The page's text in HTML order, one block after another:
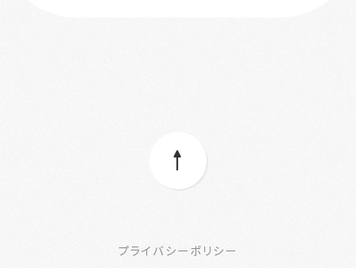
プライバシーポリシー